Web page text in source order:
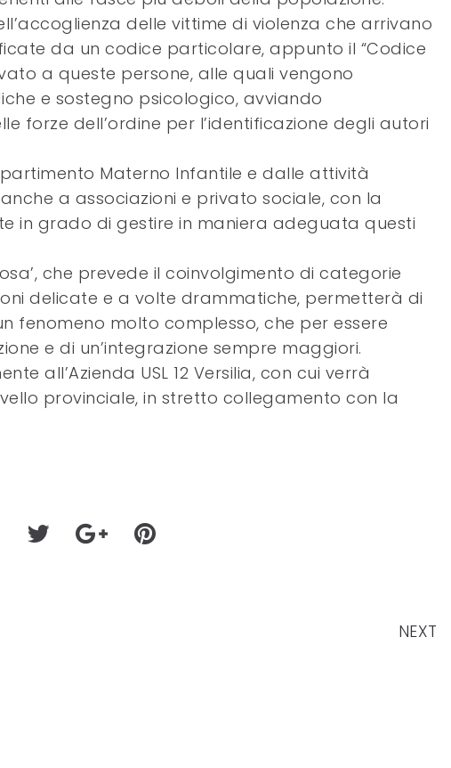
delle vittime di violenza che arrivano
da un codice particolare, appunto il “Codice
a queste persone, alle quali vengono
e sostegno psicologico, avviando
forze dell’ordine per l’identificazione degli autori
Materno Infantile e dalle attività
anche a associazioni e privato sociale, con la
in grado di gestire in maniera adeguata questi
che prevede il coinvolgimento di categorie
delicate e a volte drammatiche, permetterà di
fenomeno molto complesso, che per essere
e di un’integrazione sempre maggiori.
all’Azienda USL 12 Versilia, con cui verrà
provinciale, in stretto collegamento con la
NEXT